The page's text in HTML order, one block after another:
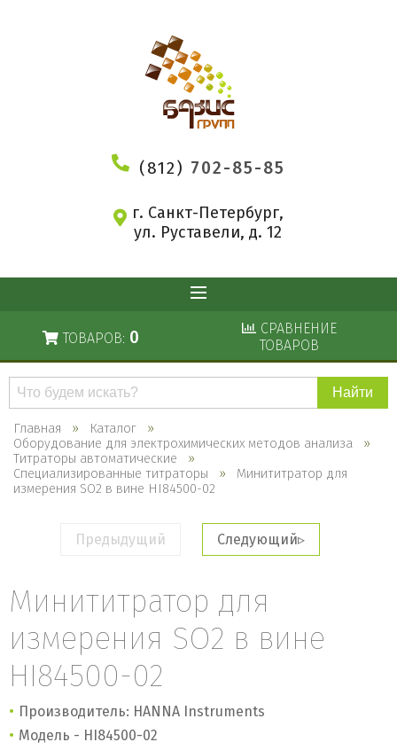
(812) 702-85-85
г. Санкт-Петербург,
ул. Руставели, д. 12
ТОВАРОВ: 0
СРАВНЕНИЕ
ТОВАРОВ
Поиск
каталогу
Главная
Каталог
Оборудование для электрохимических методов анализа
Титраторы автоматические
Специализированные титраторы
Минититратор для
измерения SO2 в вине HI84500-02
Предыдущий Следующий
Минититратор для
измерения SO2 в вине
HI84500-02
Производитель: HANNA Instruments
Модель - HI84500-02